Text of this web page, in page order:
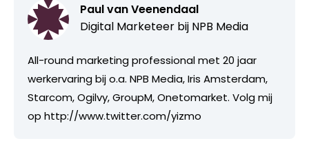
Paul van Veenendaal
Digital Marketeer bij NPB Media
All-round marketing professional met 20 jaar
werkervaring bij o.a. NPB Media, Iris Amsterdam,
Starcom, Ogilvy, GroupM, Onetomarket. Volg mij
op http://www.twitter.com/yizmo